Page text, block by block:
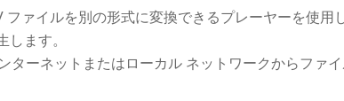
ァイルを別の形式に変換できるプレーヤーを使用
します。
ーネットまたはローカル ネットワークからファイ